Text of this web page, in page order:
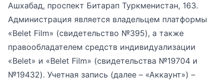
Ашхабад, проспект Битарап Туркменистан, 163.
Администрация является владельцем платформы
«Belet Film» (свидетельство №395), а также
правообладателем средств индивидуализации
«Belet» и «Belet Film» (свидетельства №19704 и
№19432). Учетная запись (далее – «Аккаунт») –